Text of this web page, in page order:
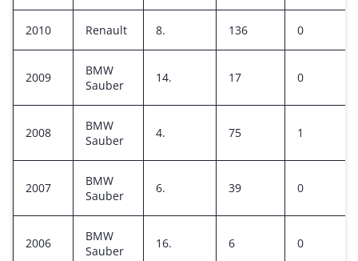
2010 Renault 8. 136 0
2009
BMW
Sauber
14. 17 0
2008
BMW
Sauber
4. 75 1
2007
BMW
Sauber
6. 39 0
2006
BMW
Sauber
16. 6 0